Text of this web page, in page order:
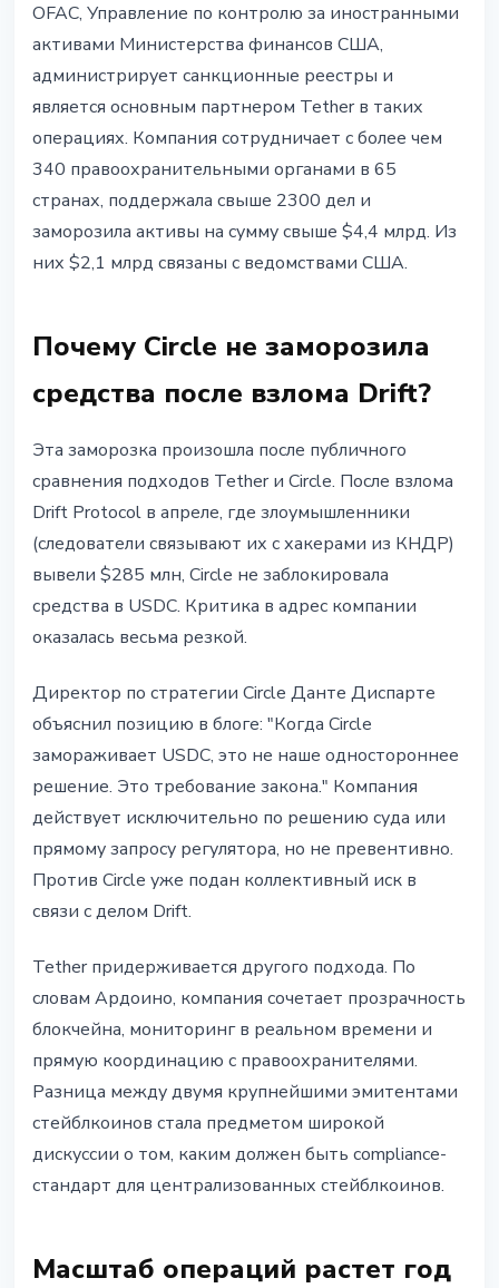
OFAC, Управление по контролю за иностранными
активами Министерства финансов США,
администрирует санкционные реестры и
является основным партнером Tether в таких
операциях. Компания сотрудничает с более чем
340 правоохранительными органами в 65
странах, поддержала свыше 2300 дел и
заморозила активы на сумму свыше $4,4 млрд. Из
них $2,1 млрд связаны с ведомствами США.
Почему Circle не заморозила
средства после взлома Drift?
Эта заморозка произошла после публичного
сравнения подходов Tether и Circle. После взлома
Drift Protocol в апреле, где злоумышленники
(следователи связывают их с хакерами из КНДР)
вывели $285 млн, Circle не заблокировала
средства в USDC. Критика в адрес компании
оказалась весьма резкой.
Директор по стратегии Circle Данте Диспарте
объяснил позицию в блоге: "Когда Circle
замораживает USDC, это не наше одностороннее
решение. Это требование закона." Компания
действует исключительно по решению суда или
прямому запросу регулятора, но не превентивно.
Против Circle уже подан коллективный иск в
связи с делом Drift.
Tether придерживается другого подхода. По
словам Ардоино, компания сочетает прозрачность
блокчейна, мониторинг в реальном времени и
прямую координацию с правоохранителями.
Разница между двумя крупнейшими эмитентами
стейблкоинов стала предметом широкой
дискуссии о том, каким должен быть compliance-
стандарт для централизованных стейблкоинов.
Масштаб операций растет год